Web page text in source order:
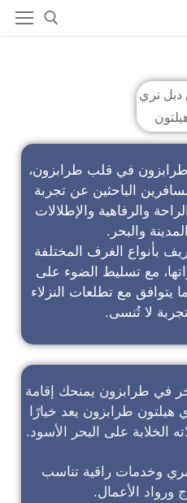
في قلب طرابزون،
الباحثين عن تجربة
والرفاهية والإطلالات
والبحر.
بأنواع الغرف المختلفة
مع تسليط الضوء على
يتوافق مع تطلعات النزلاء
لا تُنسى.
في طرابزون يمنحك إقامة
هيلتون طرابزون يعد خيارًا
الخلابة على البحر الأسود.
وخدمات راقية تناسب
ورواد الأعمال.